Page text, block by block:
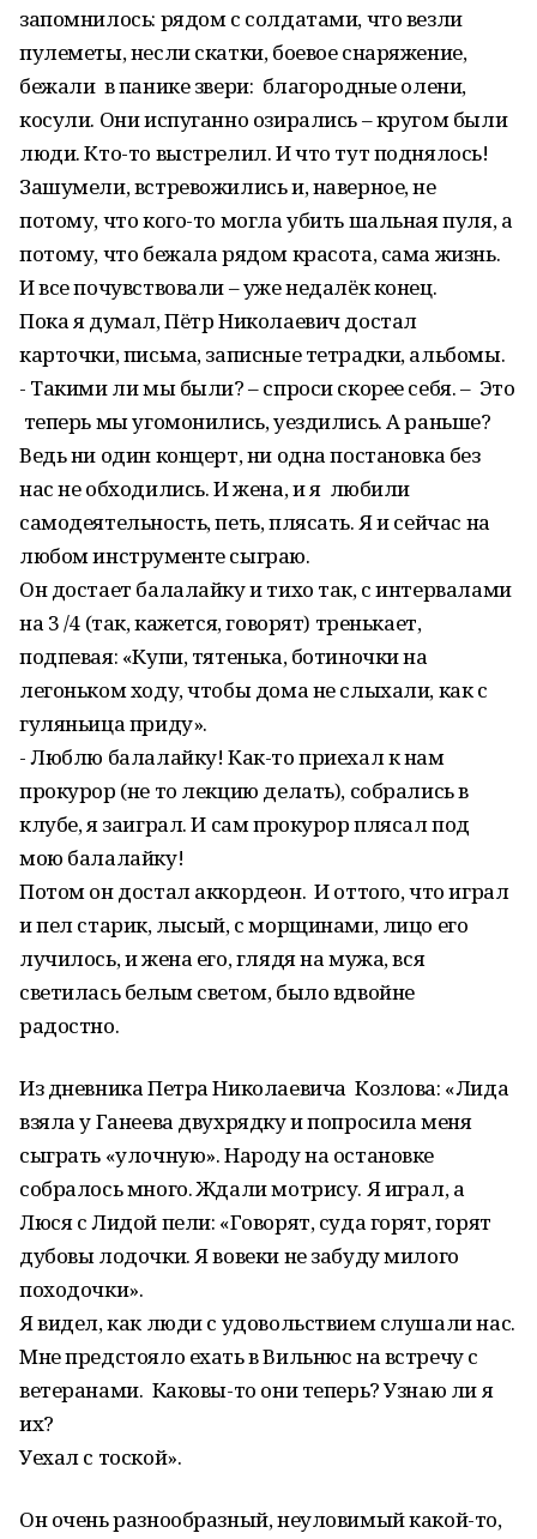
запомнилось: рядом с солдатами, что везли
пулеметы, несли скатки, боевое снаряжение,
бежали в панике звери: благородные олени,
косули. Они испуганно озирались – кругом были
люди. Кто-то выстрелил. И что тут поднялось!
Зашумели, встревожились и, наверное, не
потому, что кого-то могла убить шальная пуля, а
потому, что бежала рядом красота, сама жизнь.
И все почувствовали – уже недалёк конец.
Пока я думал, Пётр Николаевич достал
карточки, письма, записные тетрадки, альбомы.
- Такими ли мы были? – спроси скорее себя. – Это
теперь мы угомонились, уездились. А раньше?
Ведь ни один концерт, ни одна постановка без
нас не обходились. И жена, и я любили
самодеятельность, петь, плясать. Я и сейчас на
любом инструменте сыграю.
Он достает балалайку и тихо так, с интервалами
на 3 /4 (так, кажется, говорят) тренькает,
подпевая: «Купи, тятенька, ботиночки на
легоньком ходу, чтобы дома не слыхали, как с
гуляньица приду».
- Люблю балалайку! Как-то приехал к нам
прокурор (не то лекцию делать), собрались в
клубе, я заиграл. И сам прокурор плясал под
мою балалайку!
Потом он достал аккордеон. И оттого, что играл
и пел старик, лысый, с морщинами, лицо его
лучилось, и жена его, глядя на мужа, вся
светилась белым светом, было вдвойне
радостно.
Из дневника Петра Николаевича Козлова: «Лида
взяла у Ганеева двухрядку и попросила меня
сыграть «улочную». Народу на остановке
собралось много. Ждали мотрису. Я играл, а
Люся с Лидой пели: «Говорят, суда горят, горят
дубовы лодочки. Я вовеки не забуду милого
походочки».
Я видел, как люди с удовольствием слушали нас.
Мне предстояло ехать в Вильнюс на встречу с
ветеранами. Каковы-то они теперь? Узнаю ли я
их?
Уехал с тоской».
Он очень разнообразный, неуловимый какой-то,